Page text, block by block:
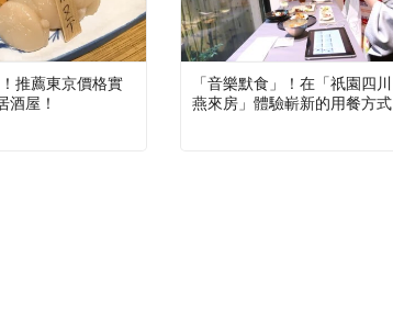
推薦東京價格實
酒屋！
「音樂默食」！在「祇園四川
燕來房」體驗嶄新的用餐方式